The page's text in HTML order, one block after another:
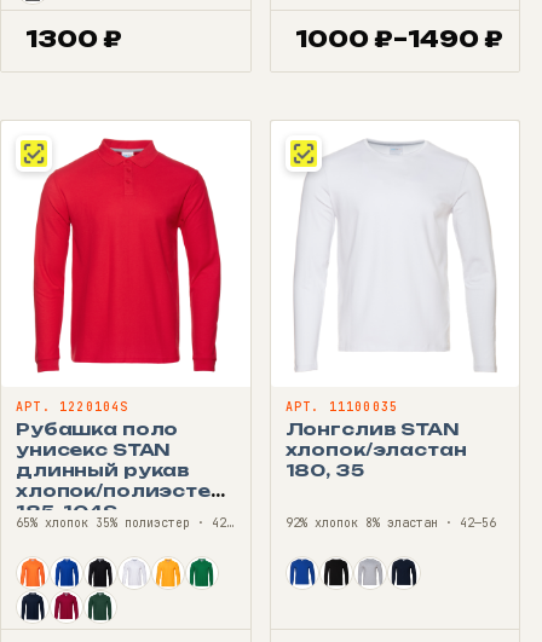
1300 ₽ 1000 ₽–1490 ₽
Диапазон
цен:
–
1490 ₽
АРТ. 1220104S
Рубашка поло
унисекс STAN
длинный рукав
хлопок/полиэстер
185, 104S
65% хлопок 35% полиэстер · 42—68
АРТ. 11100035
Лонгслив STAN
хлопок/эластан
180, 35
92% хлопок 8% эластан · 42—56